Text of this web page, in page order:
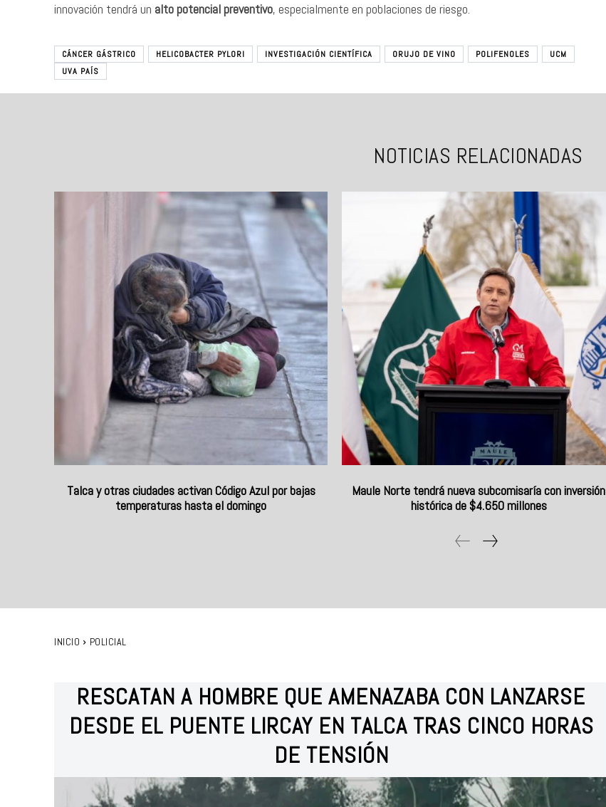
innovación tendrá un alto potencial preventivo, especialmente en poblaciones de riesgo.
CÁNCER GÁSTRICO HELICOBACTER PYLORI INVESTIGACIÓN CIENTÍFICA ORUJO DE VINO POLIFENOLES
UCM
UVA PAÍS
NOTICIAS RELACIONADAS
Talca y otras ciudades activan Código Azul por bajas
temperaturas hasta el domingo
Maule Norte tendrá nueva subcomisaría con inversión
histórica de $4.650 millones